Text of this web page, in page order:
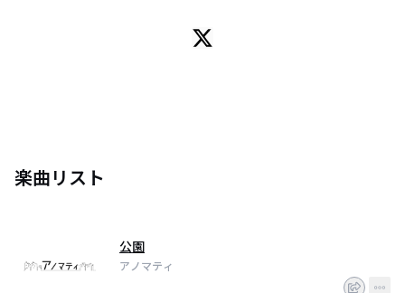
の事を歌うからあの街を思い出して欲しい。
楽曲リスト
公園
アノマティ